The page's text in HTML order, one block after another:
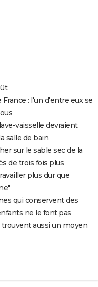
: l'un d'entre eux se
vaisselle devraient
salle de bain
sur le sable sec de la
de trois fois plus
plus dur que
qui conservent des
ne le font pas
aussi un moyen